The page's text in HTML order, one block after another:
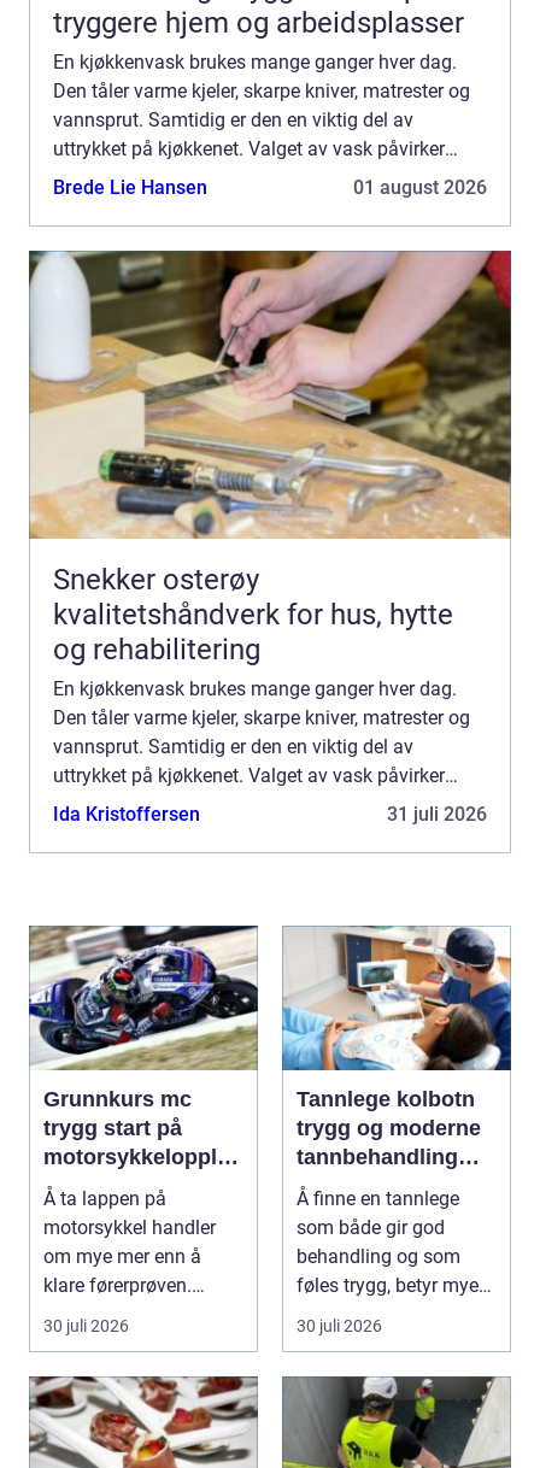
tryggere hjem og arbeidsplasser
En kjøkkenvask brukes mange ganger hver dag.
Den tåler varme kjeler, skarpe kniver, matrester og
vannsprut. Samtidig er den en viktig del av
uttrykket på kjøkkenet. Valget av vask påvirker
både hvor praktisk kjøkkenet blir, og hvordan
Brede Lie Hansen 01 august 2026
Snekker osterøy
kvalitetshåndverk for hus, hytte
og rehabilitering
En kjøkkenvask brukes mange ganger hver dag.
Den tåler varme kjeler, skarpe kniver, matrester og
vannsprut. Samtidig er den en viktig del av
uttrykket på kjøkkenet. Valget av vask påvirker
både hvor praktisk kjøkkenet blir, og hvordan
Ida Kristoffersen 31 juli 2026
Grunnkurs mc
trygg start på
motorsykkelopplæ
ringen
Å ta lappen på
motorsykkel handler
om mye mer enn å
klare førerprøven.
Mange ønsker
frihetsfølelsen ...
30 juli 2026
Tannlege kolbotn
trygg og moderne
tannbehandling
nær deg
Å finne en tannlege
som både gir god
behandling og som
føles trygg, betyr mye
for de fleste. Mange ø...
30 juli 2026